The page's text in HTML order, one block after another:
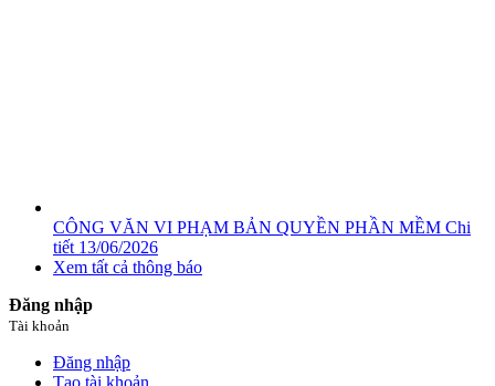
CÔNG VĂN VI PHẠM BẢN QUYỀN PHẦN MỀM Chi
tiết 13/06/2026
Xem tất cả thông báo
Đăng nhập
Tài khoản
Đăng nhập
Tạo tài khoản